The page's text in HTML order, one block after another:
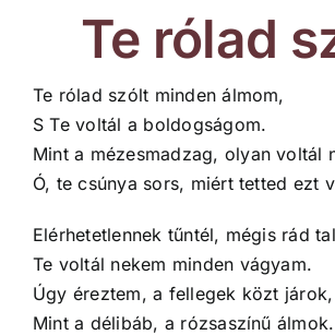
Te rólad
Te rólad szólt minden álmom,
S Te voltál a boldogságom.
Mint a mézesmadzag, olyan voltál
Ó, te csúnya sors, miért tetted ezt
Elérhetetlennek tűntél, mégis rád
Te voltál nekem minden vágyam.
Úgy éreztem, a fellegek közt járok,
Mint a délibáb, a rózsaszínű álmok.